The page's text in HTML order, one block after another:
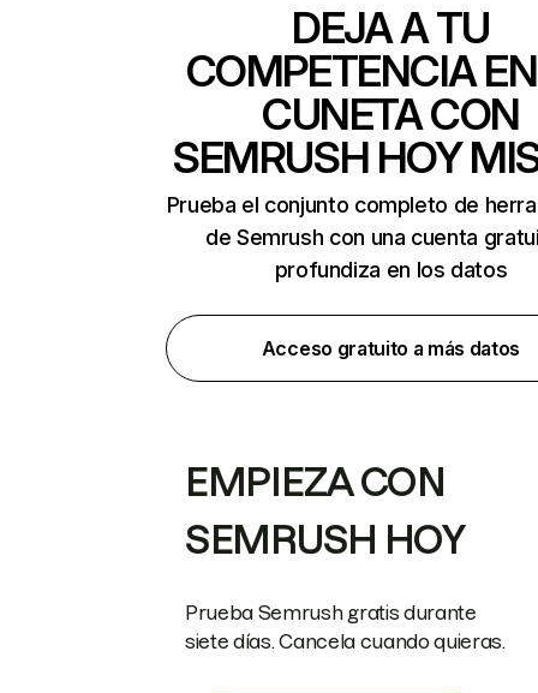
DEJA A TU
COMPETENCIA
CUNETA CON
SEMRUSH HOY
Prueba el conjunto completo de
de Semrush con una cuenta
profundiza en los datos
Acceso gratuito a más datos
EMPIEZA CON
SEMRUSH HOY
Prueba Semrush gratis durante
siete días. Cancela cuando quieras.